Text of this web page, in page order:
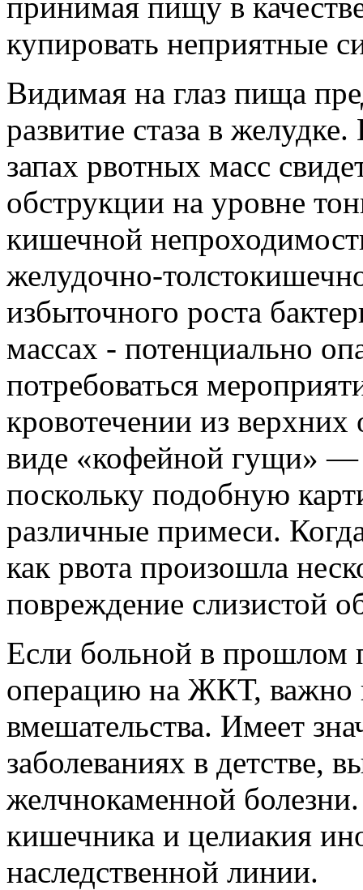
купировать неприятные
Видимая на глаз пища
развитие стаза в
запах рвотных масс
обструкции на уровне
кишечной
желудочно-
избыточного роста
массах - потенциально
потребоваться
кровотечении из
виде «кофейной гущи»
поскольку подобную
различные примеси.
как рвота произошла
повреждение слизистой
Если больной в прошлом
операцию на ЖКТ, важно
вмешательства. Имеет
заболеваниях в детстве,
желчнокаменной
кишечника и целиакия
наследственной линии.